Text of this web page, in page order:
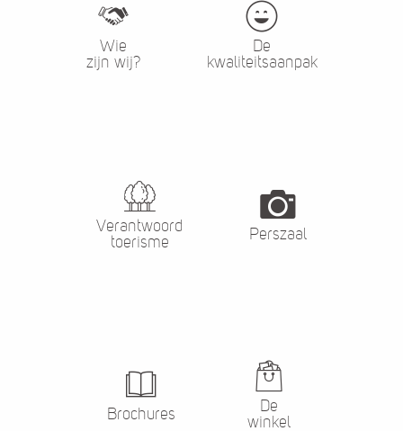
Wie
zijn wij?
De
kwaliteitsaanpak
Verantwoord
toerisme
Perszaal
Brochures
De
winkel